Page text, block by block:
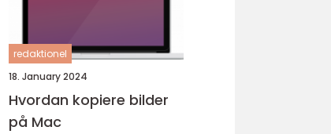
redaktionel
18. January 2024
Hvordan kopiere bilder
på Mac